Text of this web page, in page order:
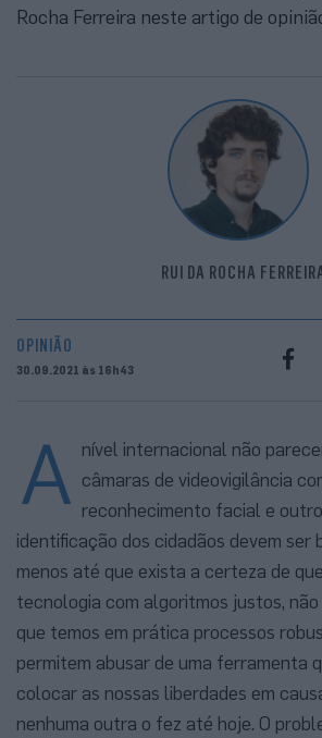
Rocha Ferreira neste artigo de
RUI DA ROCHA
OPINIÃO
30.09.2021 às 16h43
A nível internacional não
câmaras de videovigilância
reconhecimento facial e
identificação dos cidadãos devem ser
menos até que exista a certeza de
tecnologia com algoritmos justos,
que temos em prática processos
permitem abusar de uma ferramenta
colocar as nossas liberdades em
nenhuma outra o fez até hoje. O